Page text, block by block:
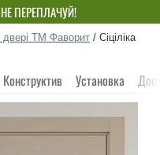
ПЕРЕПЛАЧУЙ!
двері ТМ Фаворит / Сіціліка
Конструктив Установка